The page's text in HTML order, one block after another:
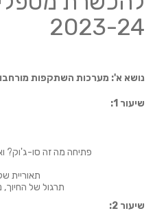
2023-24
נושא א': מערכות השתקפות מורחבות – 7
שיעור 1:
פתיחה מה זה סו-ג'וק?
תאוריית
תרגול של החיוך,
שיעור 2: